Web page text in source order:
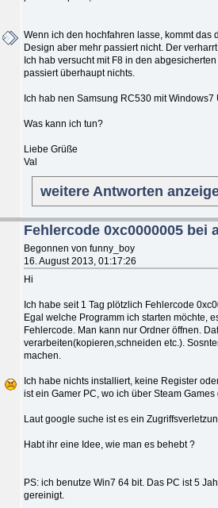
Wenn ich den hochfahren lasse, kommt das
Design aber mehr passiert nicht. Der verharrt
Ich hab versucht mit F8 in den
passiert überhaupt nichts.
Ich hab nen Samsung RC530 mit Windows7
Was kann ich tun?
Liebe Grüße
Val
weitere Antworten
Fehlercode 0xc0000005 bei
Begonnen von funny_boy
16. August 2013, 01:17:26
Hi
Ich habe seit 1 Tag plötzlich Fehlercode
Egal welche Programm ich starten möchte,
Fehlercode. Man kann nur Ordner öffnen.
verarbeiten(kopieren,schneiden etc.).
machen.
Ich habe nichts installiert, keine Register
ist ein Gamer PC, wo ich über Steam Games
Laut google suche ist es ein
Habt ihr eine Idee, wie man es behebt ?
PS: ich benutze Win7 64 bit. Das PC ist 5
gereinigt.